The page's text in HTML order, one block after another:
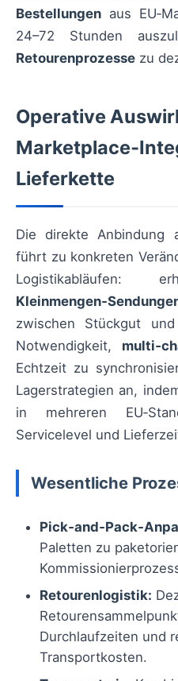
Bestellungen aus
24–72 Stunden
Retourenprozesse zu
Operative
Lieferkette
Die direkte Anbindung
führt zu konkreten
Logistikabläufen:
zwischen Stückgut
Notwendigkeit,
Echtzeit zu
Lagerstrategien an,
in mehreren
Servicelevel und
Wesentliche
Paletten zu
Retourenlogistik:
Durchlaufzeiten und
Transportkosten.